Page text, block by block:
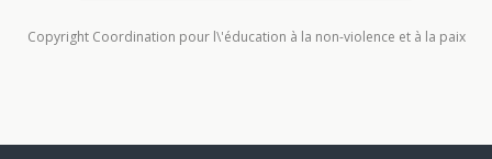
Copyright Coordination pour l\'éducation à la non-violence et à la paix